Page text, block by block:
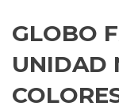
GLOBO
UNIDAD